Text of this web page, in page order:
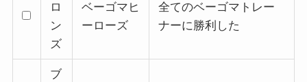
ロ
ン
ズ
ベーゴマヒ
ーローズ
全てのベーゴマトレー
ナーに勝利した
ブ